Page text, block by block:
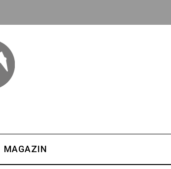
MAGAZIN